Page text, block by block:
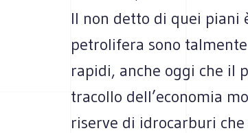
Il non detto di quei piani
petrolifera sono
rapidi, anche oggi che il
tracollo dell’economia
riserve di idrocarburi